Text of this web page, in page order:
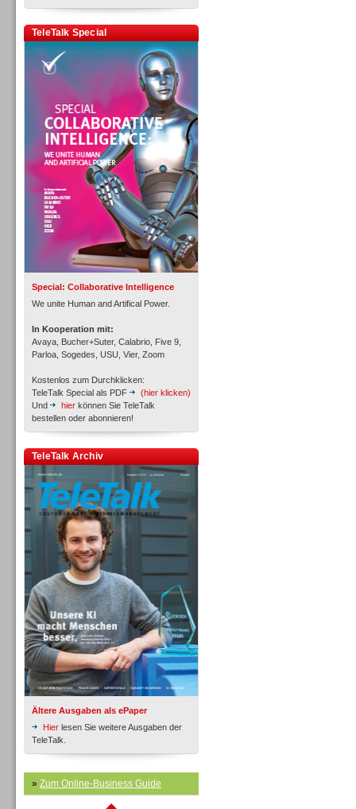
TeleTalk Special
Special: Collaborative Intelligence
We unite Human and Artifical Power.
In Kooperation mit:
Avaya, Bucher+Suter, Calabrio, Five 9,
Parloa, Sogedes, USU, Vier, Zoom
Kostenlos zum Durchklicken:
TeleTalk Special als PDF
(hier klicken)
Und
hier können Sie TeleTalk
bestellen oder abonnieren!
TeleTalk Archiv
Ältere Ausgaben als ePaper
Hier lesen Sie weitere Ausgaben der
TeleTalk.
» Zum Online-Business Guide
Personal
Personal
Inbound
Inbound
Inbound
Inbound